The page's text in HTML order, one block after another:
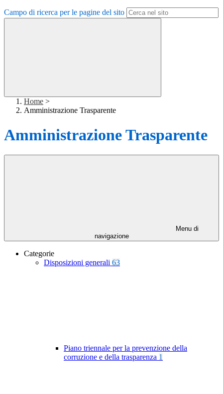
Campo di ricerca per le pagine del sito
Home >
Amministrazione Trasparente
Amministrazione Trasparente
Menu di
navigazione
Categorie
Disposizioni generali 63
Piano triennale per la prevenzione della
corruzione e della trasparenza 1